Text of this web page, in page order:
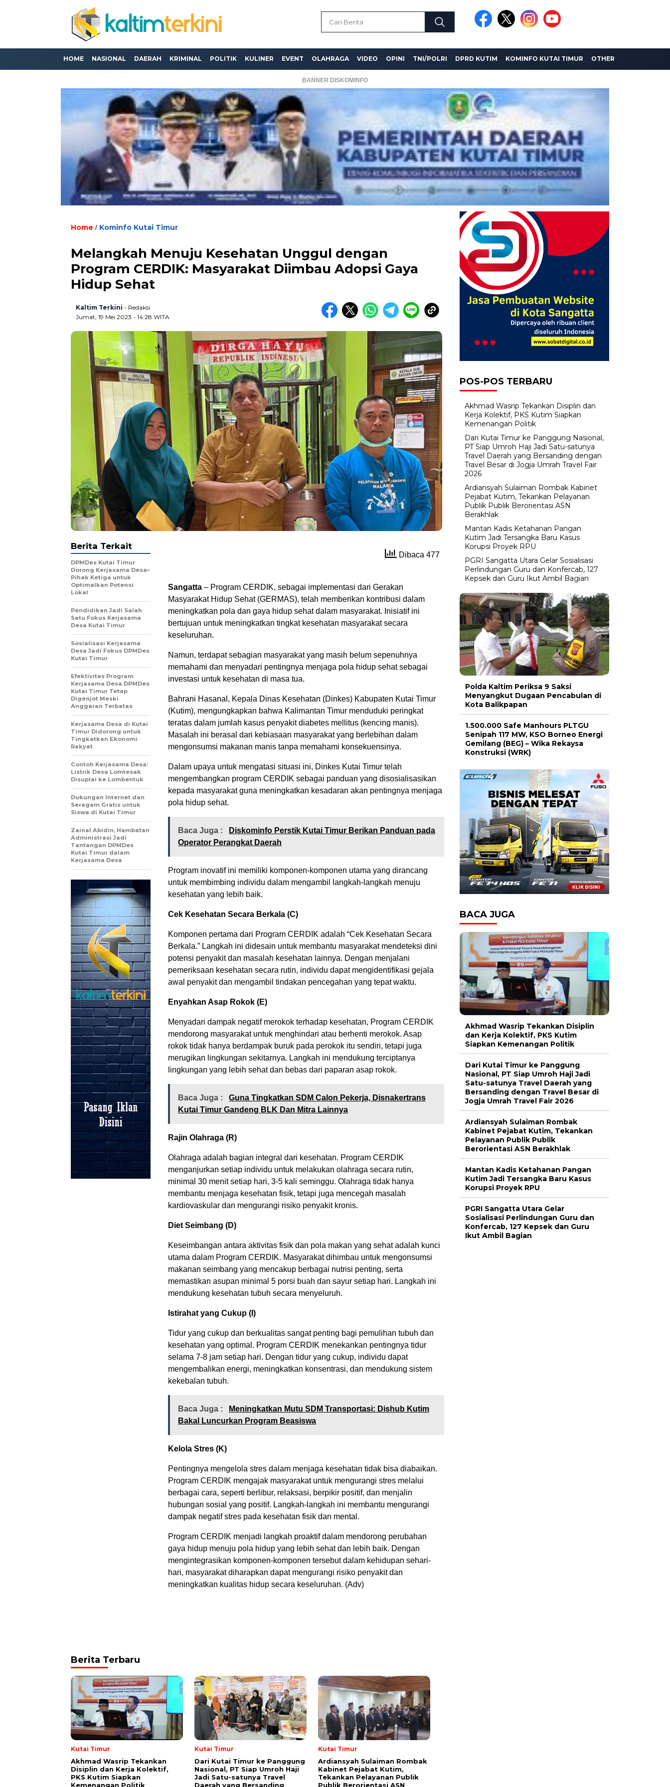
HOME NASIONAL DAERAH KRIMINAL POLITIK KULINER EVENT OLAHRAGA VIDEO OPINI TNI/POLRI DPRD KUTIM KOMINFO KUTAI TIMUR OTHER
BANNER DISKOMINFO
Home / Kominfo Kutai Timur
Melangkah Menuju Kesehatan Unggul dengan
Program CERDIK: Masyarakat Diimbau Adopsi Gaya
Hidup Sehat
Kaltim Terkini - Redaksi
Jumat, 19 Mei 2023 - 14:28 WITA
Dibaca 477
Sangatta – Program CERDIK, sebagai implementasi dari Gerakan
Masyarakat Hidup Sehat (GERMAS), telah memberikan kontribusi dalam
meningkatkan pola dan gaya hidup sehat dalam masyarakat. Inisiatif ini
bertujuan untuk meningkatkan tingkat kesehatan masyarakat secara
keseluruhan.
Namun, terdapat sebagian masyarakat yang masih belum sepenuhnya
memahami dan menyadari pentingnya menjaga pola hidup sehat sebagai
investasi untuk kesehatan di masa tua.
Bahrani Hasanal, Kepala Dinas Kesehatan (Dinkes) Kabupaten Kutai Timur
(Kutim), mengungkapkan bahwa Kalimantan Timur menduduki peringkat
teratas dalam jumlah kasus penyakit diabetes mellitus (kencing manis).
Masalah ini berasal dari kebiasaan masyarakat yang berlebihan dalam
mengonsumsi makanan manis tanpa memahami konsekuensinya.
Dalam upaya untuk mengatasi situasi ini, Dinkes Kutai Timur telah
mengembangkan program CERDIK sebagai panduan yang disosialisasikan
kepada masyarakat guna meningkatkan kesadaran akan pentingnya menjaga
pola hidup sehat.
Baca Juga :
Diskominfo Perstik Kutai Timur Berikan Panduan pada
Operator Perangkat Daerah
Program inovatif ini memiliki komponen-komponen utama yang dirancang
untuk membimbing individu dalam mengambil langkah-langkah menuju
kesehatan yang lebih baik.
Cek Kesehatan Secara Berkala (C)
Komponen pertama dari Program CERDIK adalah “Cek Kesehatan Secara
Berkala.” Langkah ini didesain untuk membantu masyarakat mendeteksi dini
potensi penyakit dan masalah kesehatan lainnya. Dengan menjalani
pemeriksaan kesehatan secara rutin, individu dapat mengidentifikasi gejala
awal penyakit dan mengambil tindakan pencegahan yang tepat waktu.
Enyahkan Asap Rokok (E)
Menyadari dampak negatif merokok terhadap kesehatan, Program CERDIK
mendorong masyarakat untuk menghindari atau berhenti merokok. Asap
rokok tidak hanya berdampak buruk pada perokok itu sendiri, tetapi juga
merugikan lingkungan sekitarnya. Langkah ini mendukung terciptanya
lingkungan yang lebih sehat dan bebas dari paparan asap rokok.
Baca Juga :
Guna Tingkatkan SDM Calon Pekerja, Disnakertrans
Kutai Timur Gandeng BLK Dan Mitra Lainnya
Rajin Olahraga (R)
Olahraga adalah bagian integral dari kesehatan. Program CERDIK
menganjurkan setiap individu untuk melakukan olahraga secara rutin,
minimal 30 menit setiap hari, 3-5 kali seminggu. Olahraga tidak hanya
membantu menjaga kesehatan fisik, tetapi juga mencegah masalah
kardiovaskular dan mengurangi risiko penyakit kronis.
Diet Seimbang (D)
Keseimbangan antara aktivitas fisik dan pola makan yang sehat adalah kunci
utama dalam Program CERDIK. Masyarakat dihimbau untuk mengonsumsi
makanan seimbang yang mencakup berbagai nutrisi penting, serta
memastikan asupan minimal 5 porsi buah dan sayur setiap hari. Langkah ini
mendukung kesehatan tubuh secara menyeluruh.
Istirahat yang Cukup (I)
Tidur yang cukup dan berkualitas sangat penting bagi pemulihan tubuh dan
kesehatan yang optimal. Program CERDIK menekankan pentingnya tidur
selama 7-8 jam setiap hari. Dengan tidur yang cukup, individu dapat
mengembalikan energi, meningkatkan konsentrasi, dan mendukung sistem
kekebalan tubuh.
Baca Juga :
Meningkatkan Mutu SDM Transportasi: Dishub Kutim
Bakal Luncurkan Program Beasiswa
Kelola Stres (K)
Pentingnya mengelola stres dalam menjaga kesehatan tidak bisa diabaikan.
Program CERDIK mengajak masyarakat untuk mengurangi stres melalui
berbagai cara, seperti berlibur, relaksasi, berpikir positif, dan menjalin
hubungan sosial yang positif. Langkah-langkah ini membantu mengurangi
dampak negatif stres pada kesehatan fisik dan mental.
Program CERDIK menjadi langkah proaktif dalam mendorong perubahan
gaya hidup menuju pola hidup yang lebih sehat dan lebih baik. Dengan
mengintegrasikan komponen-komponen tersebut dalam kehidupan sehari-
hari, masyarakat diharapkan dapat mengurangi risiko penyakit dan
meningkatkan kualitas hidup secara keseluruhan. (Adv)
Berita Terkait
DPMDes Kutai Timur
Dorong Kerjasama Desa–
Pihak Ketiga untuk
Optimalkan Potensi
Lokal
Pendidikan Jadi Salah
Satu Fokus Kerjasama
Desa Kutai Timur
Sosialisasi Kerjasama
Desa Jadi Fokus DPMDes
Kutai Timur
Efektivitas Program
Kerjasama Desa DPMDes
Kutai Timur Tetap
Digenjot Meski
Anggaran Terbatas
Kerjasama Desa di Kutai
Timur Didorong untuk
Tingkatkan Ekonomi
Rakyat
Contoh Kerjasama Desa:
Listrik Desa Lomtesak
Disuplai ke Lombentuk
Dukungan Internet dan
Seragam Gratis untuk
Siswa di Kutai Timur
Zainal Abidin, Hambatan
Administrasi Jadi
Tantangan DPMDes
Kutai Timur dalam
Kerjasama Desa
Berita Terbaru
Kutai Timur
Akhmad Wasrip Tekankan
Disiplin dan Kerja Kolektif,
PKS Kutim Siapkan
Kemenangan Politik
Kutai Timur
Dari Kutai Timur ke Panggung
Nasional, PT Siap Umroh Haji
Jadi Satu-satunya Travel
Daerah yang Bersanding
Kutai Timur
Ardiansyah Sulaiman Rombak
Kabinet Pejabat Kutim,
Tekankan Pelayanan Publik
Publik Berorientasi ASN
POS-POS TERBARU
Akhmad Wasrip Tekankan Disiplin dan
Kerja Kolektif, PKS Kutim Siapkan
Kemenangan Politik
Dari Kutai Timur ke Panggung Nasional,
PT Siap Umroh Haji Jadi Satu-satunya
Travel Daerah yang Bersanding dengan
Travel Besar di Jogja Umrah Travel Fair
2026
Ardiansyah Sulaiman Rombak Kabinet
Pejabat Kutim, Tekankan Pelayanan
Publik Publik Berorientasi ASN
Berakhlak
Mantan Kadis Ketahanan Pangan
Kutim Jadi Tersangka Baru Kasus
Korupsi Proyek RPU
PGRI Sangatta Utara Gelar Sosialisasi
Perlindungan Guru dan Konfercab, 127
Kepsek dan Guru Ikut Ambil Bagian
Polda Kaltim Periksa 9 Saksi
Menyangkut Dugaan Pencabulan di
Kota Balikpapan
1.500.000 Safe Manhours PLTGU
Senipah 117 MW, KSO Borneo Energi
Gemilang (BEG) – Wika Rekaysa
Konstruksi (WRK)
BACA JUGA
Akhmad Wasrip Tekankan Disiplin
dan Kerja Kolektif, PKS Kutim
Siapkan Kemenangan Politik
Dari Kutai Timur ke Panggung
Nasional, PT Siap Umroh Haji Jadi
Satu-satunya Travel Daerah yang
Bersanding dengan Travel Besar di
Jogja Umrah Travel Fair 2026
Ardiansyah Sulaiman Rombak
Kabinet Pejabat Kutim, Tekankan
Pelayanan Publik Publik
Berorientasi ASN Berakhlak
Mantan Kadis Ketahanan Pangan
Kutim Jadi Tersangka Baru Kasus
Korupsi Proyek RPU
PGRI Sangatta Utara Gelar
Sosialisasi Perlindungan Guru dan
Konfercab, 127 Kepsek dan Guru
Ikut Ambil Bagian